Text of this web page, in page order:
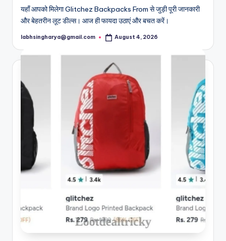
यहाँ आपको मिलेगा Glitchez Backpacks From से जुड़ी पूरी जानकारी
और बेहतरीन लूट डील्स। आज ही फायदा उठाएं और बचत करें।
Posted
labhsingharya@gmail.com August 4, 2026